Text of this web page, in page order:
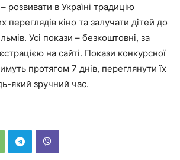
розвивати в Україні традицію
переглядів кіно та залучати дітей до
Усі покази – безкоштовні, за
на сайті. Покази конкурсної
протягом 7 днів, переглянути їх
який зручний час.